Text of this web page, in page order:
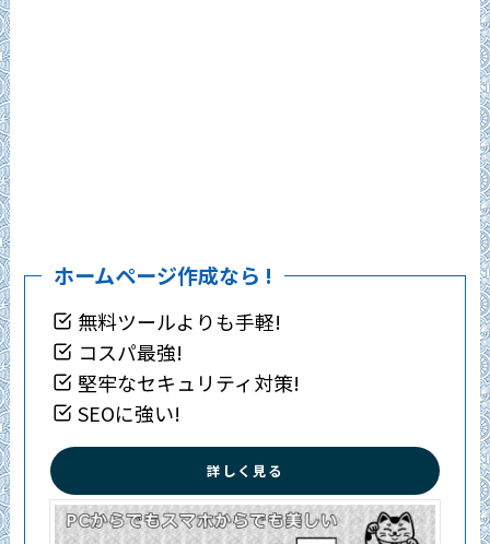
ホームページ作成なら !
無料ツールよりも手軽!
コスパ最強!
堅牢なセキュリティ対策!
SEOに強い!
詳しく見る